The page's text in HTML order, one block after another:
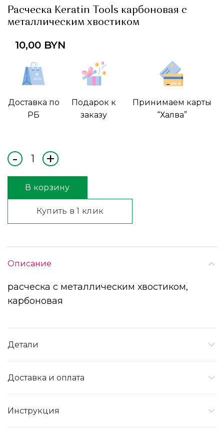
Расческа Keratin Tools карбоновая с
металлическим хвостиком
10,00 BYN
Доставка по
РБ
Подарок к
заказу
Принимаем карты
“Халва”
В корзину
Купить в 1 клик
Описание
расческа с металлическим хвостиком,
карбоновая
Детали
Доставка и оплата
Инструкция